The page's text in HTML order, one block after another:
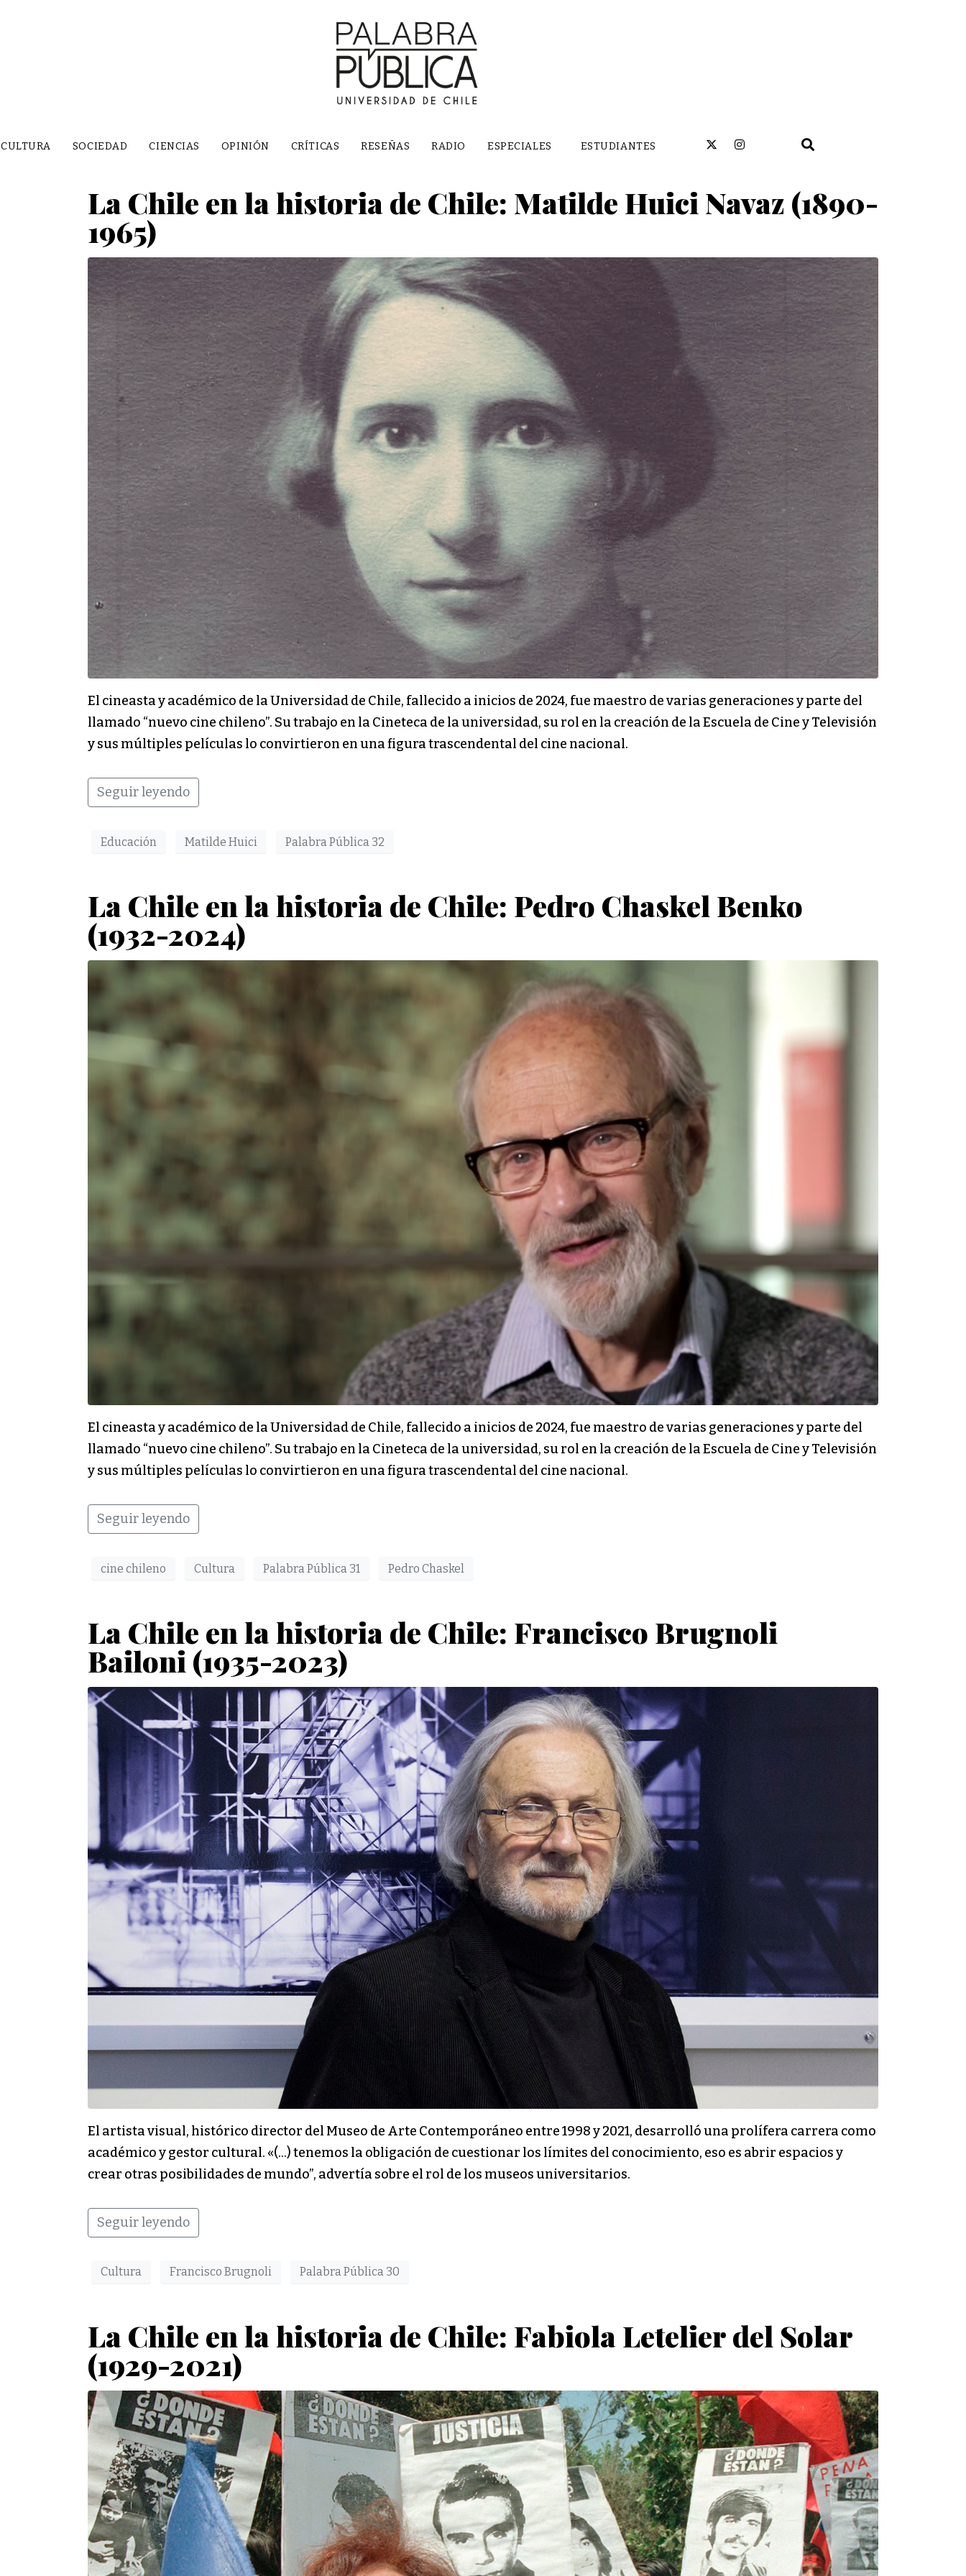
CULTURA SOCIEDAD CIENCIAS OPINIÓN CRÍTICAS RESEÑAS RADIO ESPECIALES ESTUDIANTES
La Chile en la historia de Chile: Matilde Huici Navaz (1890-
1965)
El cineasta y académico de la Universidad de Chile, fallecido a inicios de 2024, fue maestro de varias generaciones y parte del
llamado “nuevo cine chileno”. Su trabajo en la Cineteca de la universidad, su rol en la creación de la Escuela de Cine y Televisión
y sus múltiples películas lo convirtieron en una figura trascendental del cine nacional.
Seguir leyendo
Educación Matilde Huici Palabra Pública 32
La Chile en la historia de Chile: Pedro Chaskel Benko
(1932-2024)
El cineasta y académico de la Universidad de Chile, fallecido a inicios de 2024, fue maestro de varias generaciones y parte del
llamado “nuevo cine chileno”. Su trabajo en la Cineteca de la universidad, su rol en la creación de la Escuela de Cine y Televisión
y sus múltiples películas lo convirtieron en una figura trascendental del cine nacional.
Seguir leyendo
cine chileno Cultura Palabra Pública 31 Pedro Chaskel
La Chile en la historia de Chile: Francisco Brugnoli
Bailoni (1935-2023)
El artista visual, histórico director del Museo de Arte Contemporáneo entre 1998 y 2021, desarrolló una prolífera carrera como
académico y gestor cultural. «(…) tenemos la obligación de cuestionar los límites del conocimiento, eso es abrir espacios y
crear otras posibilidades de mundo”, advertía sobre el rol de los museos universitarios.
Seguir leyendo
Cultura Francisco Brugnoli Palabra Pública 30
La Chile en la historia de Chile: Fabiola Letelier del Solar
(1929-2021)